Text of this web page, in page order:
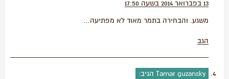
13 בפברואר 2014 בשעה 17:50
משגע. והבחירה בתמר מאוד לא מפתיעה…
הגב
Tamar guzansky
הגיב: